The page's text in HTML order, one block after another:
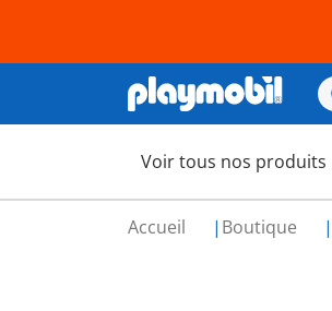
Voir tous nos produits
Accueil Boutique